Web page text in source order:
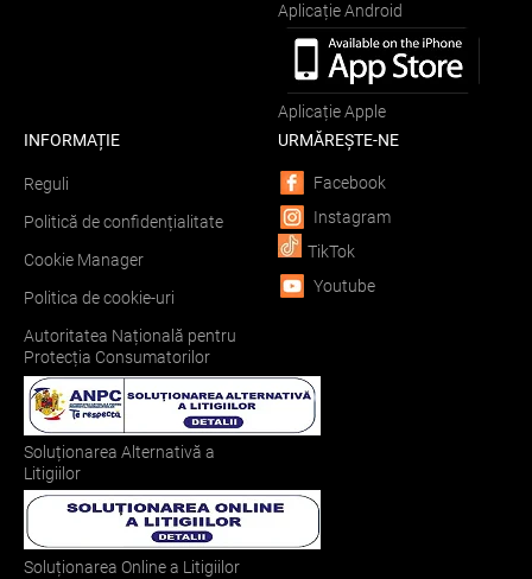
Aplicație Android
Aplicație Apple
INFORMAȚIE
Reguli
Politică de confidențialitate
Cookie Manager
Politica de cookie-uri
Autoritatea Națională pentru
Protecția Consumatorilor
Soluționarea Alternativă a
Litigiilor
Soluționarea Online a Litigiilor
URMĂREȘTE-NE
Facebook
Instagram
TikTok
Youtube